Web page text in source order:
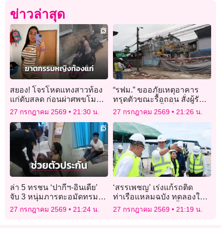
ข่าวล่าสุด
สยอง! โจรโหดแทงสาวท้อง
แก่ดับสลด ก่อนผ่าศพขโมย
ทารก
27 กรกฎาคม 2569 21:30 น.
“รฟม.” ขออภัยเหตุอาคาร
ทรุดตัวขณะรื้อถอน สั่งผู้รับ
จ้างเร่งเคลียร์พื้นที่ ยันไม่มีผู้
บาดเจ็บ-เสียชีวิต
27 กรกฎาคม 2569 21:26 น.
ล่า 5 ทรชน ‘ปากีฯ-อินเดีย’
จับ 3 หนุ่มภารตะอมัดทรมาน
รีดค่าไถ่ข้ามประเทศ
27 กรกฎาคม 2569 21:24 น.
‘สรรเพชญ’ เร่งแก้รถติด
ท่าเรือแหลมฉบัง ทดลองใช้
Truck Queue ต.ค.นี้
27 กรกฎาคม 2569 21:19 น.